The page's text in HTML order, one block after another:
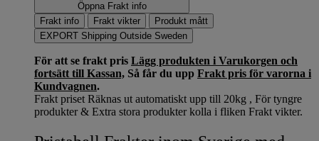
Öppna Frakt info
Frakt info
Frakt vikter
Produkt mått
EXPORT Shipping Outside Sweden
För att se frakt pris Lägg produkten i Varukorgen och
fortsätt till Kassan, Så får du upp Frakt pris för varorna i
Kundvagnen.
Frakt priset Räknas ut automatiskt upp till 20kg , För tyngre
produkter & Extra stora produkter kolla i fliken Frakt vikter.